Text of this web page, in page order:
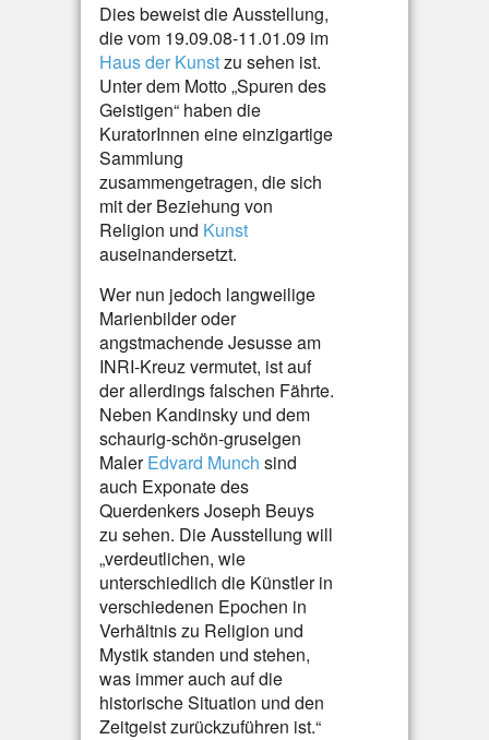
Dies beweist die Ausstellung,
die vom 19.09.08-11.01.09 im
Haus der Kunstzu sehen ist.
Unter dem Motto „Spuren des
Geistigen“ haben die
KuratorInnen eine einzigartige
Sammlung
zusammengetragen, die sich
mit der Beziehung von
Religion und Kunst
auseinandersetzt.
Wer nun jedoch langweilige
Marienbilder oder
angstmachende Jesusse am
INRI-Kreuz vermutet, ist auf
der allerdings falschen Fährte.
Neben Kandinsky und dem
schaurig-schön-gruselgen
MalerEdvard Munch sind
auch Exponate des
Querdenkers Joseph Beuys
zu sehen. Die Ausstellung will
„verdeutlichen, wie
unterschiedlich die Künstler in
verschiedenen Epochen in
Verhältnis zu Religion und
Mystik standen und stehen,
was immer auch auf die
historische Situation und den
Zeitgeist zurückzuführen ist.“